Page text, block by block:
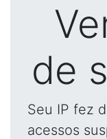
de
Seu IP fez
acessos